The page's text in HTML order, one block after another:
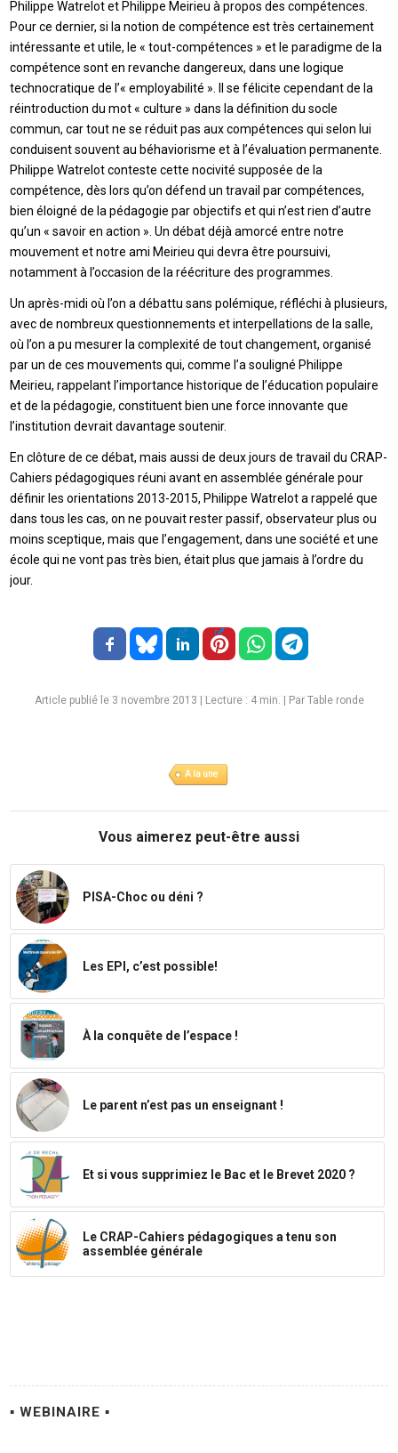
Philippe Watrelot et Philippe Meirieu à propos des compétences.
Pour ce dernier, si la notion de compétence est très certainement
intéressante et utile, le « tout-compétences » et le paradigme de la
compétence sont en revanche dangereux, dans une logique
technocratique de l’« employabilité ». Il se félicite cependant de la
réintroduction du mot « culture » dans la définition du socle
commun, car tout ne se réduit pas aux compétences qui selon lui
conduisent souvent au béhaviorisme et à l’évaluation permanente.
Philippe Watrelot conteste cette nocivité supposée de la
compétence, dès lors qu’on défend un travail par compétences,
bien éloigné de la pédagogie par objectifs et qui n’est rien d’autre
qu’un « savoir en action ». Un débat déjà amorcé entre notre
mouvement et notre ami Meirieu qui devra être poursuivi,
notamment à l’occasion de la réécriture des programmes.
Un après-midi où l’on a débattu sans polémique, réfléchi à plusieurs,
avec de nombreux questionnements et interpellations de la salle,
où l’on a pu mesurer la complexité de tout changement, organisé
par un de ces mouvements qui, comme l’a souligné Philippe
Meirieu, rappelant l’importance historique de l’éducation populaire
et de la pédagogie, constituent bien une force innovante que
l’institution devrait davantage soutenir.
En clôture de ce débat, mais aussi de deux jours de travail du CRAP-
Cahiers pédagogiques réuni avant en assemblée générale pour
définir les orientations 2013-2015, Philippe Watrelot a rappelé que
dans tous les cas, on ne pouvait rester passif, observateur plus ou
moins sceptique, mais que l’engagement, dans une société et une
école qui ne vont pas très bien, était plus que jamais à l’ordre du
jour.
Article publié le 3 novembre 2013|Lecture : 4 min. | Par Table ronde
A la une
Vous aimerez peut-être aussi
PISA-Choc ou déni ?
Les EPI, c’est possible!
À la conquête de l’espace !
Le parent n’est pas un enseignant !
Et si vous supprimiez le Bac et le Brevet 2020 ?
Le CRAP-Cahiers pédagogiques a tenu son
assemblée générale
▪ WEBINAIRE ▪